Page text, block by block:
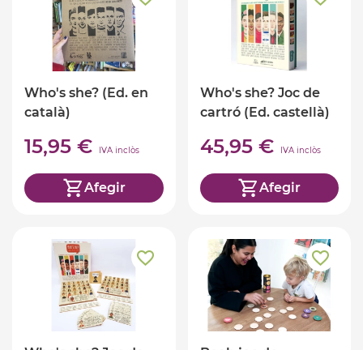
Who's she? (Ed. en
català)
15,95 € IVA inclòs
Afegir
Who's she? Joc de
cartró (Ed. castellà)
45,95 € IVA inclòs
Afegir